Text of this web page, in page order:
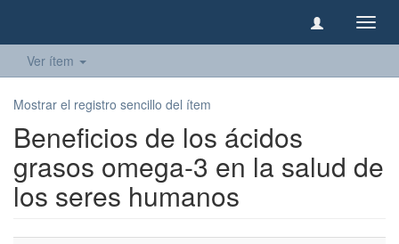
Ver ítem
Mostrar el registro sencillo del ítem
Beneficios de los ácidos
grasos omega-3 en la salud de
los seres humanos